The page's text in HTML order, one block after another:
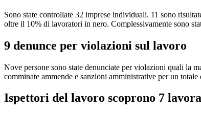
Sono state controllate 32 imprese individuali. 11 sono
oltre il 10% di lavoratori in nero. Complessivamente sono
9 denunce per violazioni sul lavoro
Nove persone sono state denunciate per violazioni quali la
comminate ammende e sanzioni amministrative per un
Ispettori del lavoro scoprono 7